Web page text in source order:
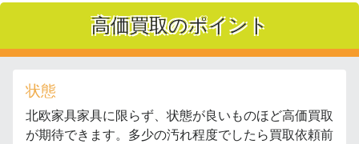
高価買取のポイント
状態
北欧家具家具に限らず、状態が良いものほど高価買取
が期待できます。多少の汚れ程度でしたら買取依頼前